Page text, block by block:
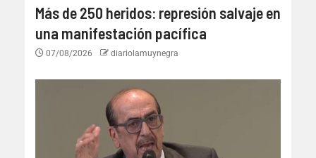
Más de 250 heridos: represión salvaje en
una manifestación pacífica
07/08/2026 diariolamuynegra